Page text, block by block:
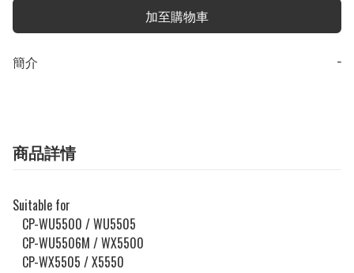
加至購物車
簡介 −
商品詳情
Suitable for
CP-WU5500 / WU5505
CP-WU5506M / WX5500
CP-WX5505 / X5550